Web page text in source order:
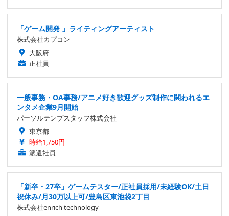
「ゲーム開発 」ライティングアーティスト
株式会社カプコン
大阪府
正社員
一般事務・OA事務/アニメ好き歓迎グッズ制作に関われるエ
ンタメ企業9月開始
パーソルテンプスタッフ株式会社
東京都
時給1,750円
派遣社員
「新卒・27卒」ゲームテスター/正社員採用/未経験OK/土日
祝休み/月30万以上可/豊島区東池袋2丁目
株式会社enrich technology